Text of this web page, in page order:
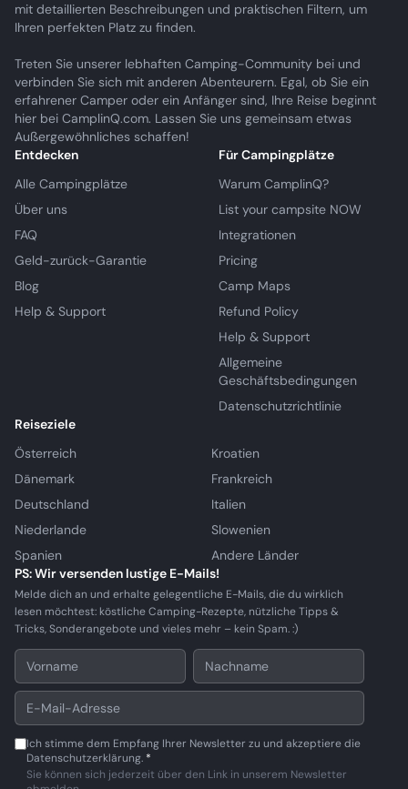
mit detaillierten Beschreibungen und praktischen Filtern, um
Ihren perfekten Platz zu finden.
Treten Sie unserer lebhaften Camping-Community bei und
verbinden Sie sich mit anderen Abenteurern. Egal, ob Sie ein
erfahrener Camper oder ein Anfänger sind, Ihre Reise beginnt
hier bei CamplinQ.com. Lassen Sie uns gemeinsam etwas
Außergewöhnliches schaffen!
Entdecken
Alle Campingplätze
Über uns
FAQ
Geld-zurück-Garantie
Blog
Help & Support
Für Campingplätze
Warum CamplinQ?
List your campsite NOW
Integrationen
Pricing
Camp Maps
Refund Policy
Help & Support
Allgemeine
Geschäftsbedingungen
Datenschutzrichtlinie
Reiseziele
Österreich
Kroatien
Dänemark
Frankreich
Deutschland
Italien
Niederlande
Slowenien
Spanien
Andere Länder
PS: Wir versenden lustige E-Mails!
Melde dich an und erhalte gelegentliche E-Mails, die du wirklich
lesen möchtest: köstliche Camping-Rezepte, nützliche Tipps &
Tricks, Sonderangebote und vieles mehr – kein Spam. :)
Ich stimme dem Empfang Ihrer Newsletter zu und akzeptiere die
Datenschutzerklärung. *
Sie können sich jederzeit über den Link in unserem Newsletter